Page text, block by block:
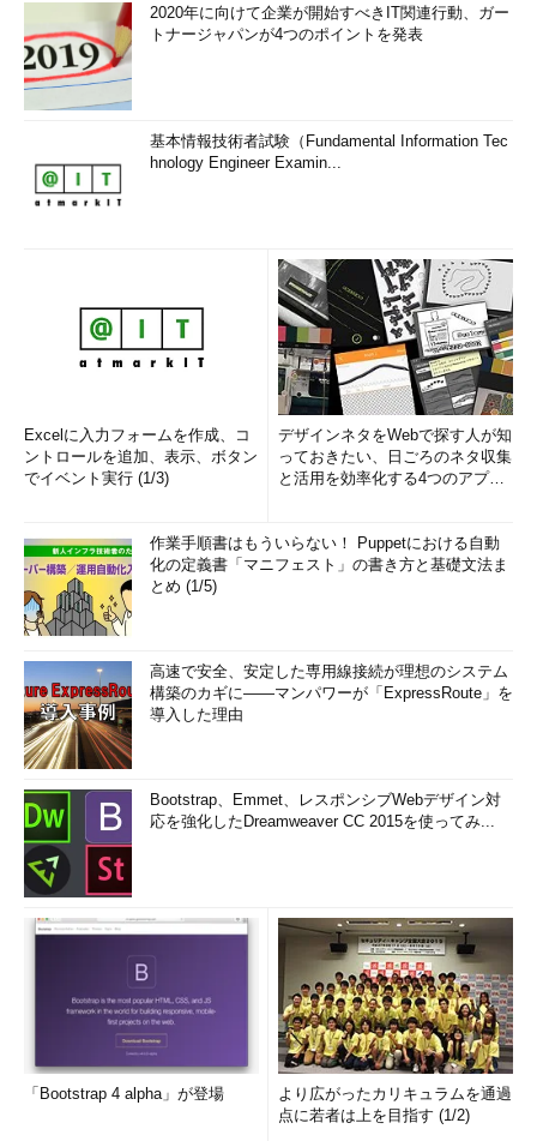
2020年に向けて企業が開始すべきIT関連行動、ガー
トナージャパンが4つのポイントを発表
基本情報技術者試験（Fundamental Information Tec
hnology Engineer Examin...
Excelに入力フォームを作成、コ
ントロールを追加、表示、ボタン
でイベント実行 (1/3)
デザインネタをWebで探す人が知
っておきたい、日ごろのネタ収集
と活用を効率化する4つのアプリ
作業手順書はもういらない！ Puppetにおける自動
化の定義書「マニフェスト」の書き方と基礎文法ま
とめ (1/5)
高速で安全、安定した専用線接続が理想のシステム
構築のカギに――マンパワーが「ExpressRoute」を
導入した理由
Bootstrap、Emmet、レスポンシブWebデザイン対
応を強化したDreamweaver CC 2015を使ってみ...
「Bootstrap 4 alpha」が登場
より広がったカリキュラムを通過
点に若者は上を目指す (1/2)